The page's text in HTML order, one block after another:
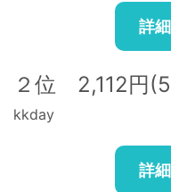
詳
２位 2,112円
kkday
詳